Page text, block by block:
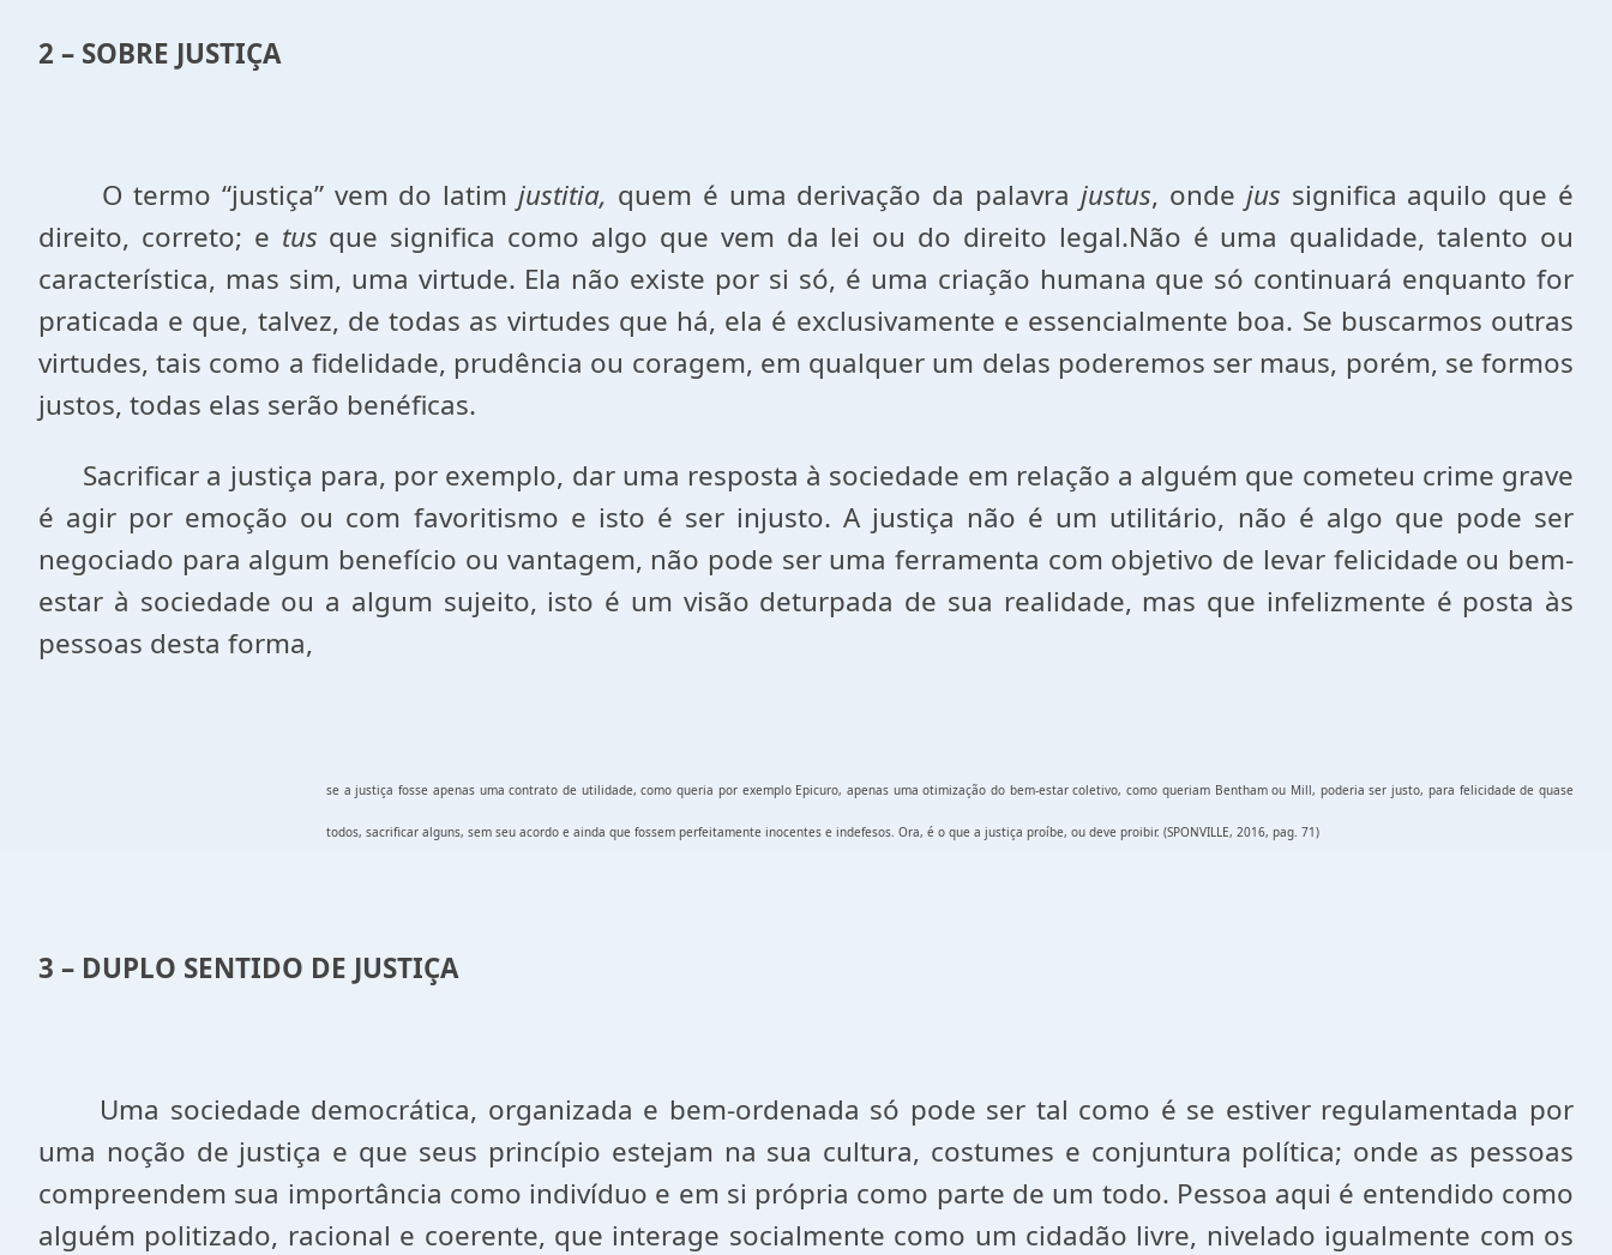
2 – SOBRE JUSTIÇA
O termo “justiça” vem do latimjustitia, quem é uma derivação da palavra justus, onde jus significa aquilo que é
direito, correto; e tus que significa como algo que vem da lei ou do direito legal.Não é uma qualidade, talento ou
característica, mas sim, uma virtude. Ela não existe por si só, é uma criação humana que só continuará enquanto for
praticada e que, talvez, de todas as virtudes que há, ela é exclusivamente e essencialmente boa. Se buscarmos outras
virtudes, tais como a fidelidade, prudência ou coragem, em qualquer um delas poderemos ser maus, porém, se formos
justos, todas elas serão benéficas.
Sacrificar a justiça para, por exemplo, dar uma resposta à sociedade em relação a alguém que cometeu crime grave
é agir por emoção ou com favoritismo e isto é ser injusto. A justiça não é um utilitário, não é algo que pode ser
negociado para algum benefício ou vantagem, não pode ser uma ferramenta com objetivo de levar felicidade ou bem-
estar à sociedade ou a algum sujeito, isto é um visão deturpada de sua realidade, mas que infelizmente é posta às
pessoas desta forma,
se a justiça fosse apenas uma contrato de utilidade, como queria por exemplo Epicuro, apenas uma otimização do bem-estar coletivo, como queriam Bentham ou Mill, poderia ser justo, para felicidade de quase
todos, sacrificar alguns, sem seu acordo e ainda que fossem perfeitamente inocentes e indefesos. Ora, é o que a justiça proíbe, ou deve proibir. (SPONVILLE, 2016, pag. 71)
3 – DUPLO SENTIDO DE JUSTIÇA
Uma sociedade democrática, organizada e bem-ordenada só pode ser tal como é se estiver regulamentada por
uma noção de justiça e que seus princípio estejam na sua cultura, costumes e conjuntura política; onde as pessoas
compreendem sua importância como indivíduo e em si própria como parte de um todo. Pessoa aqui é entendido como
alguém politizado, racional e coerente, que interage socialmente como um cidadão livre, nivelado igualmente com os